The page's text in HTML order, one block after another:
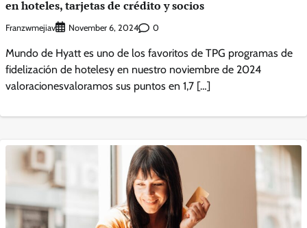
en hoteles, tarjetas de crédito y socios
Franzwmejiav November 6, 2024 0
Mundo de Hyatt es uno de los favoritos de TPG programas de
fidelización de hotelesy en nuestro noviembre de 2024
valoracionesvaloramos sus puntos en 1,7 […]